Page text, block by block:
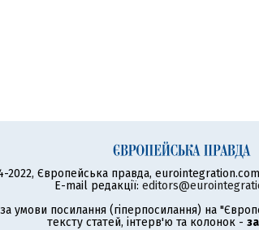
2022, Європейська правда,
E-mail редакції:
умови посилання (гіперпосилання) на
тексту статей, інтерв'ю та колонок -